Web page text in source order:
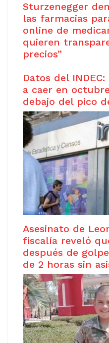
Sturzenegger
las farmacias
online de
quieren
precios”
Datos del
a caer en
debajo del pico
Asesinato de
fiscalía reveló
después de
de 2 horas sin